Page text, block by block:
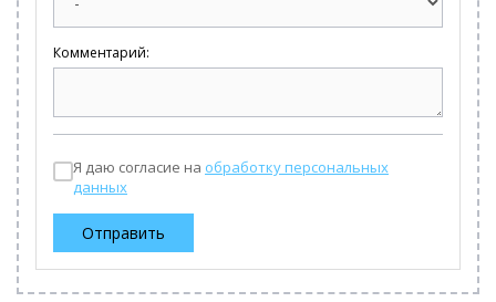
Комментарий:
Я даю согласие на обработку персональных
данных